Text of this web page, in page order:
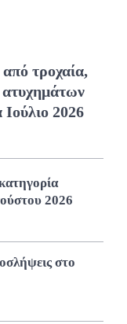
τροχαία,
ατυχημάτων
2026
2026
στο